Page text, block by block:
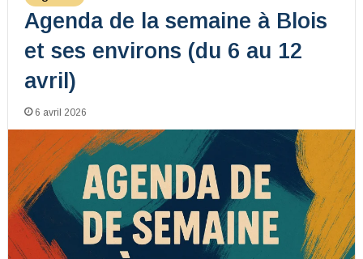
Agenda de la semaine à Blois
et ses environs (du 6 au 12
avril)
6 avril 2026